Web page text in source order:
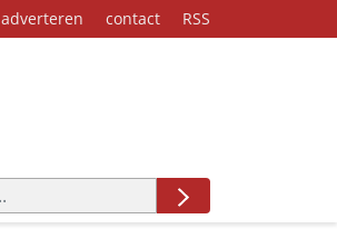
adverteren contact RSS